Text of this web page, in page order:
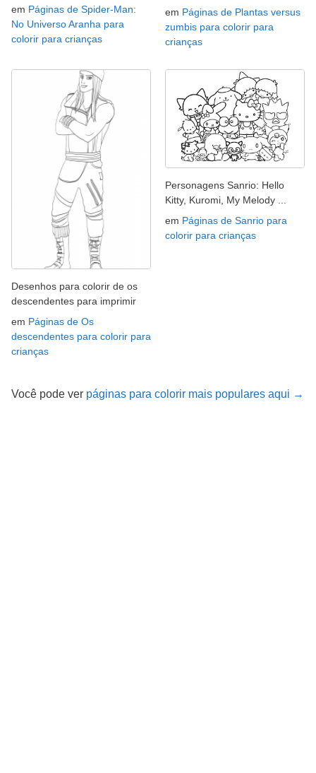
em Páginas de Spider-Man:
No Universo Aranha para
colorir para crianças
em Páginas de Plantas versus
zumbis para colorir para
crianças
Desenhos para colorir de os
descendentes para imprimir
em Páginas de Os
descendentes para colorir para
crianças
Personagens Sanrio: Hello
Kitty, Kuromi, My Melody ...
em Páginas de Sanrio para
colorir para crianças
Você pode ver páginas para colorir mais populares aqui →